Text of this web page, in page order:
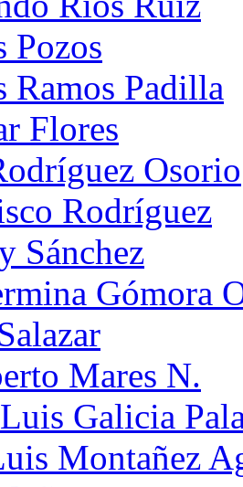
Pozos
Ramos Padilla
Flores
Osorio
Rodríguez
Sánchez
Gómora
Mares N.
Galicia
Montañez